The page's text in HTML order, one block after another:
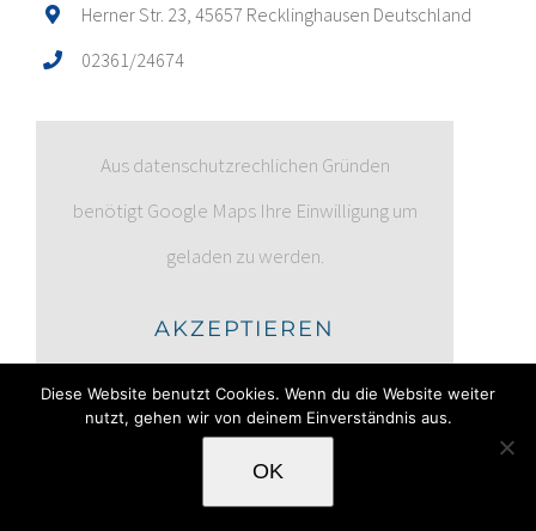
Herner Str. 23, 45657 Recklinghausen Deutschland
02361/24674
Aus datenschutzrechlichen Gründen
benötigt Google Maps Ihre Einwilligung um
geladen zu werden.
AKZEPTIEREN
Diese Website benutzt Cookies. Wenn du die Website weiter
nutzt, gehen wir von deinem Einverständnis aus.
OK